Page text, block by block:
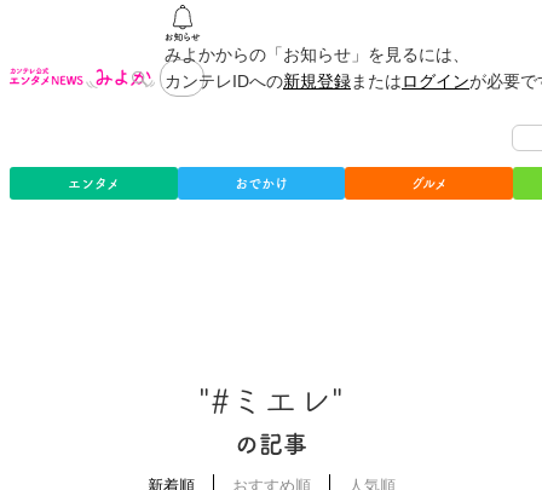
みよかからの「お知らせ」を見るには、
カンテレIDへの新規登録またはログインが必要
エンタメ おでかけ グルメ
"#ミエレ"
の記事
新着順 おすすめ順 人気順